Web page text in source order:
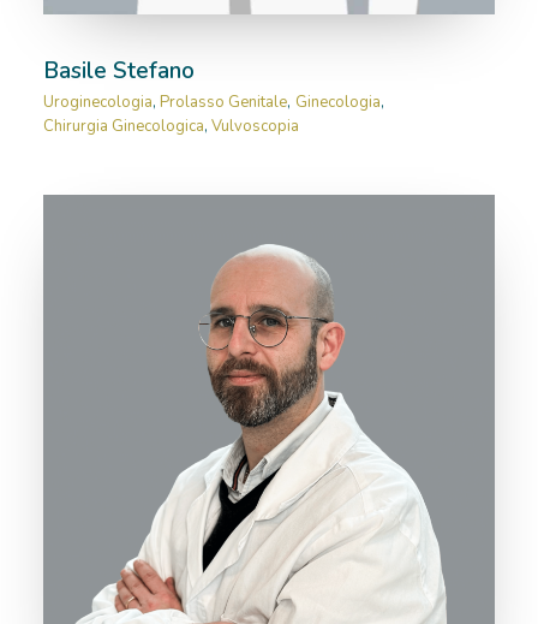
Basile Stefano
Uroginecologia, Prolasso Genitale, Ginecologia,
Chirurgia Ginecologica, Vulvoscopia